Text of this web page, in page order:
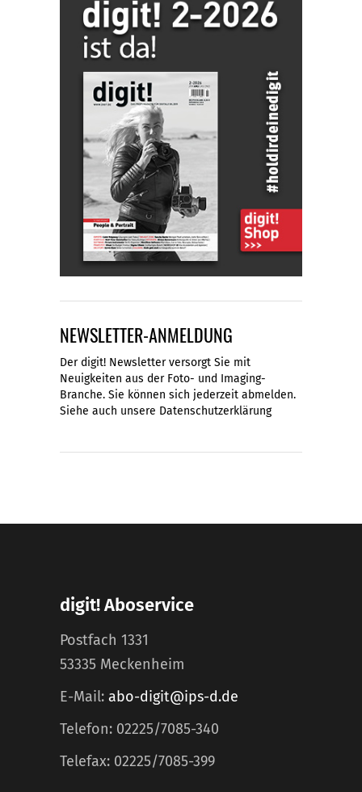
NEWSLETTER-ANMELDUNG
Der digit! Newsletter versorgt Sie mit
Neuigkeiten aus der Foto- und Imaging-
Branche. Sie können sich jederzeit abmelden.
Siehe auch unsere Datenschutzerklärung
digit! Aboservice
Postfach 1331
53335 Meckenheim
E-Mail: abo-digit@ips-d.de
Telefon: 02225/7085-340
Telefax: 02225/7085-399